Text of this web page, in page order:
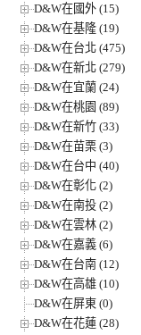
D&W在國外 (15)
D&W在基隆 (19)
D&W在台北 (475)
D&W在新北 (279)
D&W在宜蘭 (24)
D&W在桃園 (89)
D&W在新竹 (33)
D&W在苗栗 (3)
D&W在台中 (40)
D&W在彰化 (2)
D&W在南投 (2)
D&W在雲林 (2)
D&W在嘉義 (6)
D&W在台南 (12)
D&W在高雄 (10)
D&W在屏東 (0)
D&W在花蓮 (28)